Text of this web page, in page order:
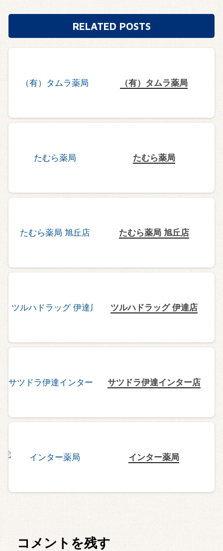
RELATED POSTS
（有）タムラ薬局
たむら薬局
たむら薬局 旭丘店
ツルハドラッグ 伊達店
サツドラ伊達インター店
インター薬局
コメントを残す